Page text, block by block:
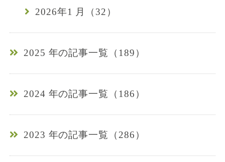
2026年1 月（32）
2025 年の記事一覧（189）
2024 年の記事一覧（186）
2023 年の記事一覧（286）